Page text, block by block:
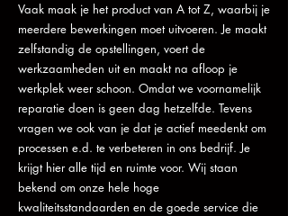
Vaak maak je het product van A tot Z, waarbij je
meerdere bewerkingen moet uitvoeren. Je maakt
zelfstandig de opstellingen, voert de
werkzaamheden uit en maakt na afloop je
werkplek weer schoon. Omdat we voornamelijk
reparatie doen is geen dag hetzelfde. Tevens
vragen we ook van je dat je actief meedenkt om
processen e.d. te verbeteren in ons bedrijf. Je
krijgt hier alle tijd en ruimte voor. Wij staan
bekend om onze hele hoge
kwaliteitsstandaarden en de goede service die